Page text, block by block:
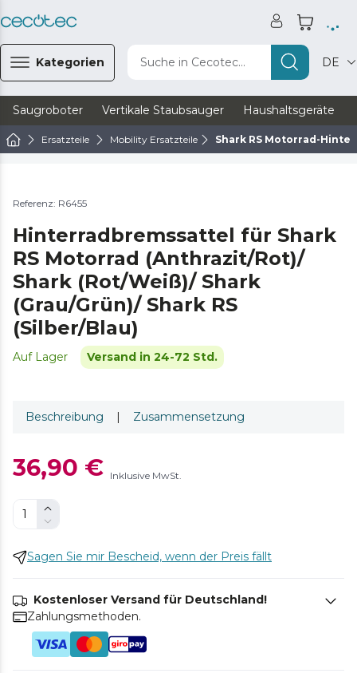
Kategorien Suche in Cecotec... DE
Saugroboter Vertikale Staubsauger Haushaltsgeräte
Ersatzteile Mobility Ersatzteile Shark RS Motorrad-
Referenz: R6455
Hinterradbremssattel für Shark
RS Motorrad (Anthrazit/Rot)/
Shark (Rot/Weiß)/ Shark
(Grau/Grün)/ Shark RS
(Silber/Blau)
Auf Lager Versand in 24-72 Std.
Beschreibung | Zusammensetzung
36,90 € Inklusive MwSt.
Sagen Sie mir Bescheid, wenn der Preis fällt
Kostenloser Versand für Deutschland!
Zahlungsmethoden.